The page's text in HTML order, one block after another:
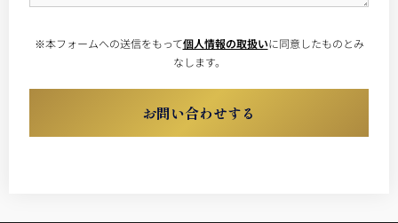
※本フォームへの送信をもって個人情報の取扱いに同意したものとみ
なします。